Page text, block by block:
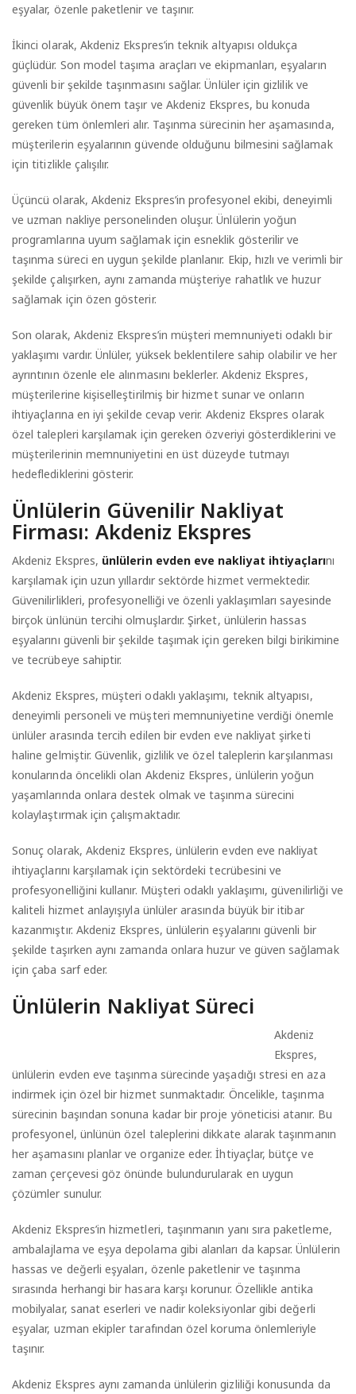
eşyalar, özenle paketlenir ve taşınır.
İkinci olarak, Akdeniz Ekspres’in teknik altyapısı oldukça
güçlüdür. Son model taşıma araçları ve ekipmanları, eşyaların
güvenli bir şekilde taşınmasını sağlar. Ünlüler için gizlilik ve
güvenlik büyük önem taşır ve Akdeniz Ekspres, bu konuda
gereken tüm önlemleri alır. Taşınma sürecinin her aşamasında,
müşterilerin eşyalarının güvende olduğunu bilmesini sağlamak
için titizlikle çalışılır.
Üçüncü olarak, Akdeniz Ekspres’in profesyonel ekibi, deneyimli
ve uzman nakliye personelinden oluşur. Ünlülerin yoğun
programlarına uyum sağlamak için esneklik gösterilir ve
taşınma süreci en uygun şekilde planlanır. Ekip, hızlı ve verimli bir
şekilde çalışırken, aynı zamanda müşteriye rahatlık ve huzur
sağlamak için özen gösterir.
Son olarak, Akdeniz Ekspres’in müşteri memnuniyeti odaklı bir
yaklaşımı vardır. Ünlüler, yüksek beklentilere sahip olabilir ve her
ayrıntının özenle ele alınmasını beklerler. Akdeniz Ekspres,
müşterilerine kişiselleştirilmiş bir hizmet sunar ve onların
ihtiyaçlarına en iyi şekilde cevap verir. Akdeniz Ekspres olarak
özel talepleri karşılamak için gereken özveriyi gösterdiklerini ve
müşterilerinin memnuniyetini en üst düzeyde tutmayı
hedeflediklerini gösterir.
Ünlülerin Güvenilir Nakliyat
Firması: Akdeniz Ekspres
Akdeniz Ekspres, ünlülerin evden eve nakliyat ihtiyaçlarını
karşılamak için uzun yıllardır sektörde hizmet vermektedir.
Güvenilirlikleri, profesyonelliği ve özenli yaklaşımları sayesinde
birçok ünlünün tercihi olmuşlardır. Şirket, ünlülerin hassas
eşyalarını güvenli bir şekilde taşımak için gereken bilgi birikimine
ve tecrübeye sahiptir.
Akdeniz Ekspres, müşteri odaklı yaklaşımı, teknik altyapısı,
deneyimli personeli ve müşteri memnuniyetine verdiği önemle
ünlüler arasında tercih edilen bir evden eve nakliyat şirketi
haline gelmiştir. Güvenlik, gizlilik ve özel taleplerin karşılanması
konularında öncelikli olan Akdeniz Ekspres, ünlülerin yoğun
yaşamlarında onlara destek olmak ve taşınma sürecini
kolaylaştırmak için çalışmaktadır.
Sonuç olarak, Akdeniz Ekspres, ünlülerin evden eve nakliyat
ihtiyaçlarını karşılamak için sektördeki tecrübesini ve
profesyonelliğini kullanır. Müşteri odaklı yaklaşımı, güvenilirliği ve
kaliteli hizmet anlayışıyla ünlüler arasında büyük bir itibar
kazanmıştır. Akdeniz Ekspres, ünlülerin eşyalarını güvenli bir
şekilde taşırken aynı zamanda onlara huzur ve güven sağlamak
için çaba sarf eder.
Ünlülerin Nakliyat Süreci
Akdeniz
Ekspres,
ünlülerin evden eve taşınma sürecinde yaşadığı stresi en aza
indirmek için özel bir hizmet sunmaktadır. Öncelikle, taşınma
sürecinin başından sonuna kadar bir proje yöneticisi atanır. Bu
profesyonel, ünlünün özel taleplerini dikkate alarak taşınmanın
her aşamasını planlar ve organize eder. İhtiyaçlar, bütçe ve
zaman çerçevesi göz önünde bulundurularak en uygun
çözümler sunulur.
Akdeniz Ekspres’in hizmetleri, taşınmanın yanı sıra paketleme,
ambalajlama ve eşya depolama gibi alanları da kapsar. Ünlülerin
hassas ve değerli eşyaları, özenle paketlenir ve taşınma
sırasında herhangi bir hasara karşı korunur. Özellikle antika
mobilyalar, sanat eserleri ve nadir koleksiyonlar gibi değerli
eşyalar, uzman ekipler tarafından özel koruma önlemleriyle
taşınır.
Akdeniz Ekspres aynı zamanda ünlülerin gizliliği konusunda da